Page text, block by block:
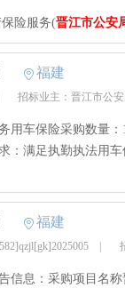
险服务(晋江市公安
福建
招标业主：晋江市公
用车保险采购数量
：满足执勤执法用
福建
信息：采购项目名